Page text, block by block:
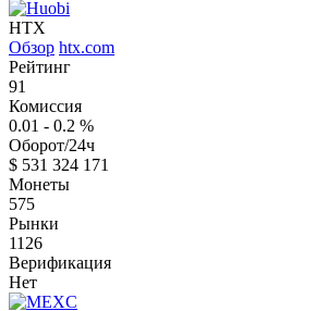
HTX
Обзор htx.com
Рейтинг
91
Комиссия
0.01 - 0.2 %
Оборот/24ч
$ 531 324 171
Монеты
575
Рынки
1126
Верификация
Нет